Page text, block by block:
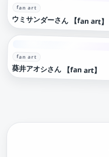
fan art
ウミサンダーさん 【fan art】
fan art
葵井アオシさん 【fan art】